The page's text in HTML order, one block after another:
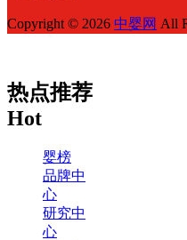
Copyright © 2026 中婴网 All
热点推荐
Hot
婴榜
品牌中
心
研究中
心